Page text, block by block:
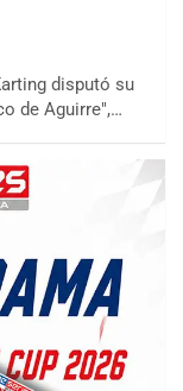
disputó su
de Aguirre",…